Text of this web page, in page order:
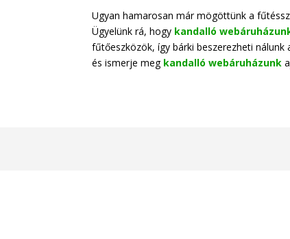
Ugyan hamarosan már mögöttünk a
Ügyelünk rá, hogy kandalló
fűtőeszközök, így bárki beszerezheti
és ismerje meg kandalló webáruházunk